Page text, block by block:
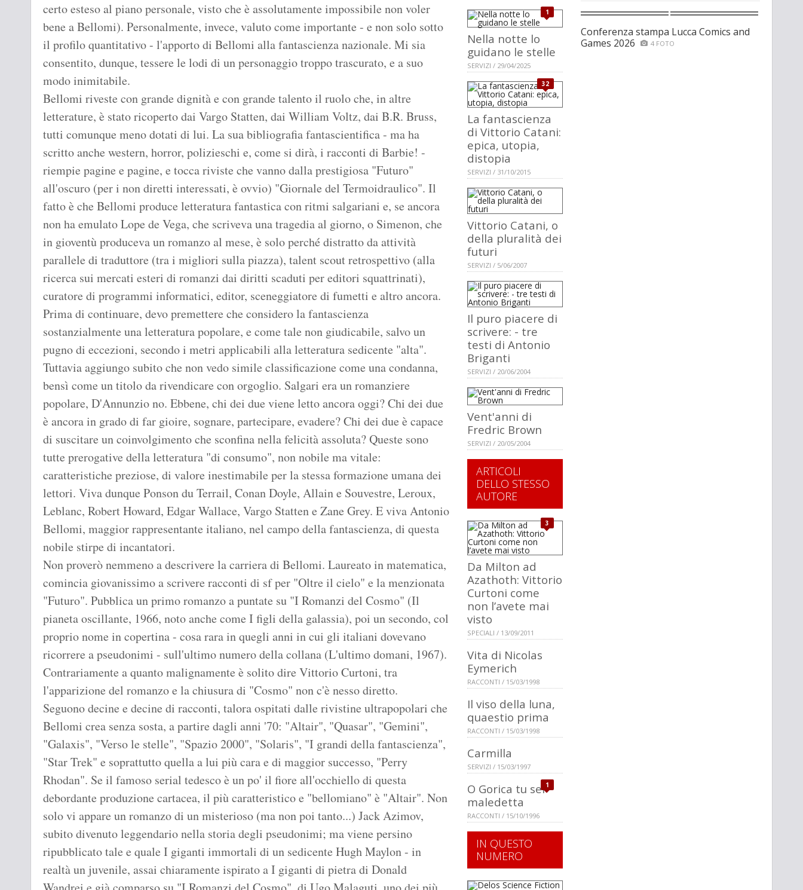
certo esteso al piano personale, visto che è assolutamente impossibile non voler
bene a Bellomi). Personalmente, invece, valuto come importante - e non solo sotto
il profilo quantitativo - l'apporto di Bellomi alla fantascienza nazionale. Mi sia
consentito, dunque, tessere le lodi di un personaggio troppo trascurato, e a suo
modo inimitabile.
Bellomi riveste con grande dignità e con grande talento il ruolo che, in altre
letterature, è stato ricoperto dai Vargo Statten, dai William Voltz, dai B.R. Bruss,
tutti comunque meno dotati di lui. La sua bibliografia fantascientifica - ma ha
scritto anche western, horror, polizieschi e, come si dirà, i racconti di Barbie! -
riempie pagine e pagine, e tocca riviste che vanno dalla prestigiosa "Futuro"
all'oscuro (per i non diretti interessati, è ovvio) "Giornale del Termoidraulico". Il
fatto è che Bellomi produce letteratura fantastica con ritmi salgariani e, se ancora
non ha emulato Lope de Vega, che scriveva una tragedia al giorno, o Simenon, che
in gioventù produceva un romanzo al mese, è solo perché distratto da attività
parallele di traduttore (tra i migliori sulla piazza), talent scout retrospettivo (alla
ricerca sui mercati esteri di romanzi dai diritti scaduti per editori squattrinati),
curatore di programmi informatici, editor, sceneggiatore di fumetti e altro ancora.
Prima di continuare, devo premettere che considero la fantascienza
sostanzialmente una letteratura popolare, e come tale non giudicabile, salvo un
pugno di eccezioni, secondo i metri applicabili alla letteratura sedicente "alta".
Tuttavia aggiungo subito che non vedo simile classificazione come una condanna,
bensì come un titolo da rivendicare con orgoglio. Salgari era un romanziere
popolare, D'Annunzio no. Ebbene, chi dei due viene letto ancora oggi? Chi dei due
è ancora in grado di far gioire, sognare, partecipare, evadere? Chi dei due è capace
di suscitare un coinvolgimento che sconfina nella felicità assoluta? Queste sono
tutte prerogative della letteratura "di consumo", non nobile ma vitale:
caratteristiche preziose, di valore inestimabile per la stessa formazione umana dei
lettori. Viva dunque Ponson du Terrail, Conan Doyle, Allain e Souvestre, Leroux,
Leblanc, Robert Howard, Edgar Wallace, Vargo Statten e Zane Grey. E viva Antonio
Bellomi, maggior rappresentante italiano, nel campo della fantascienza, di questa
nobile stirpe di incantatori.
Non proverò nemmeno a descrivere la carriera di Bellomi. Laureato in matematica,
comincia giovanissimo a scrivere racconti di sf per "Oltre il cielo" e la menzionata
"Futuro". Pubblica un primo romanzo a puntate su "I Romanzi del Cosmo" (Il
pianeta oscillante, 1966, noto anche come I figli della galassia), poi un secondo, col
proprio nome in copertina - cosa rara in quegli anni in cui gli italiani dovevano
ricorrere a pseudonimi - sull'ultimo numero della collana (L'ultimo domani, 1967).
Contrariamente a quanto malignamente è solito dire Vittorio Curtoni, tra
l'apparizione del romanzo e la chiusura di "Cosmo" non c'è nesso diretto.
Seguono decine e decine di racconti, talora ospitati dalle rivistine ultrapopolari che
Bellomi crea senza sosta, a partire dagli anni '70: "Altair", "Quasar", "Gemini",
"Galaxis", "Verso le stelle", "Spazio 2000", "Solaris", "I grandi della fantascienza",
"Star Trek" e soprattutto quella a lui più cara e di maggior successo, "Perry
Rhodan". Se il famoso serial tedesco è un po' il fiore all'occhiello di questa
debordante produzione cartacea, il più caratteristico e "bellomiano" è "Altair". Non
solo vi appare un romanzo di un misterioso (ma non poi tanto...) Jack Azimov,
subito divenuto leggendario nella storia degli pseudonimi; ma viene persino
ripubblicato tale e quale I giganti immortali di un sedicente Hugh Maylon - in
realtà un juvenile, assai chiaramente ispirato a I giganti di pietra di Donald
1
Nella notte lo
guidano le stelle
SERVIZI / 29/04/2025
32
La fantascienza
di Vittorio Catani:
epica, utopia,
distopia
SERVIZI / 31/10/2015
Vittorio Catani, o
della pluralità dei
futuri
SERVIZI / 5/06/2007
Il puro piacere di
scrivere: - tre
testi di Antonio
Briganti
SERVIZI / 20/06/2004
Vent'anni di
Fredric Brown
SERVIZI / 20/05/2004
ARTICOLI
DELLO STESSO
AUTORE
3
Da Milton ad
Azathoth: Vittorio
Curtoni come
non l’avete mai
visto
SPECIALI / 13/09/2011
Vita di Nicolas
Eymerich
RACCONTI / 15/03/1998
Il viso della luna,
quaestio prima
RACCONTI / 15/03/1998
Carmilla
SERVIZI / 15/03/1997
1
O Gorica tu sei
maledetta
RACCONTI / 15/10/1996
IN QUESTO
NUMERO
Conferenza stampa Lucca Comics and
Games 2026
4 FOTO